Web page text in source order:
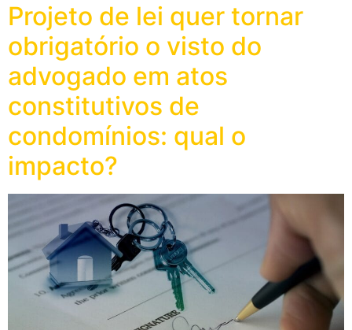
Projeto de lei quer tornar
obrigatório o visto do
advogado em atos
constitutivos de
condomínios: qual o
impacto?